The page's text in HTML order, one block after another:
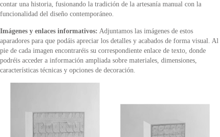
contar una historia, fusionando la tradición de la artesanía manual con la
funcionalidad del diseño contemporáneo.
Imágenes y enlaces informativos: Adjuntamos las imágenes de estos
aparadores para que podáis apreciar los detalles y acabados de forma visual. Al
pie de cada imagen encontraréis su correspondiente enlace de texto, donde
podréis acceder a información ampliada sobre materiales, dimensiones,
características técnicas y opciones de decoración.